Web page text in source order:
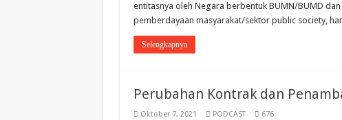
entitasnya oleh Negara berbentuk BUMN/BUMD
pemberdayaan masyarakat/sektor public society,
Selengkapnya
Perubahan Kontrak dan
Oktober 7, 2021 PODCAST 676